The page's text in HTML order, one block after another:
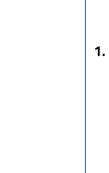
1.